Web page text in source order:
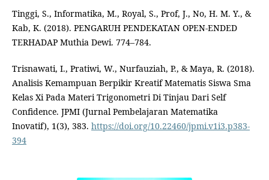
Tinggi, S., Informatika, M., Royal, S., Prof, J., No, H. M. Y., &
Kab, K. (2018). PENGARUH PENDEKATAN OPEN-ENDED
TERHADAP Muthia Dewi. 774–784.
Trisnawati, I., Pratiwi, W., Nurfauziah, P., & Maya, R. (2018).
Analisis Kemampuan Berpikir Kreatif Matematis Siswa Sma
Kelas Xi Pada Materi Trigonometri Di Tinjau Dari Self
Confidence. JPMI (Jurnal Pembelajaran Matematika
Inovatif), 1(3), 383. https://doi.org/10.22460/jpmi.v1i3.p383-
394